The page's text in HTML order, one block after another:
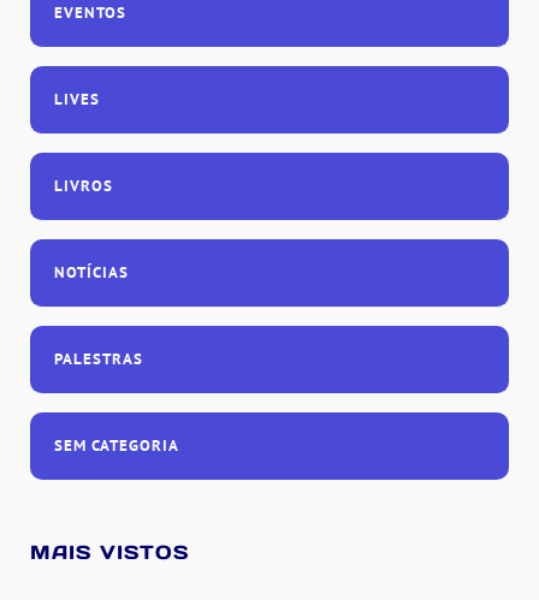
EVENTOS
LIVES
LIVROS
NOTÍCIAS
PALESTRAS
SEM CATEGORIA
MAIS VISTOS